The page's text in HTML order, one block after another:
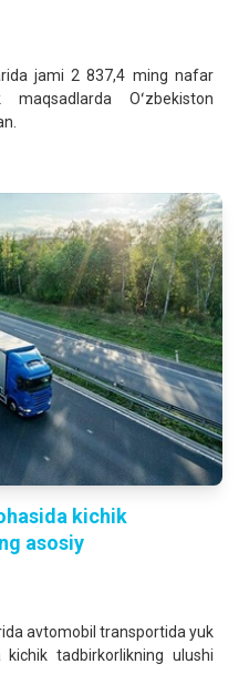
jami 2 837,4 ming nafar
Oʻzbekiston
kichik
asosiy
avtomobil transportida yuk
tadbirkorlikning ulushi